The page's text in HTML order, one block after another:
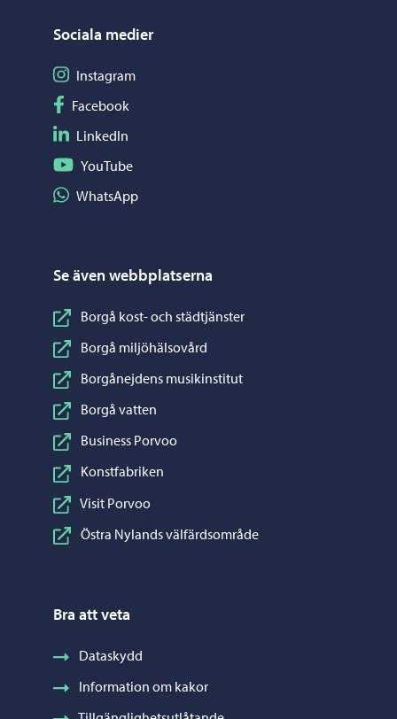
Sociala medier
Följ på Instagram
Instagram
Följ på Facebook
Facebook
Följ på LinkedIn
LinkedIn
Följ på YouTube
YouTube
Dela på WhatsApp
WhatsApp
Se även webbplatserna
Borgå kost- och städtjänster
Borgå miljöhälsovård
Borgånejdens musikinstitut
Borgå vatten
Business Porvoo
Konstfabriken
Visit Porvoo
Östra Nylands välfärdsområde
Bra att veta
Dataskydd
Information om kakor